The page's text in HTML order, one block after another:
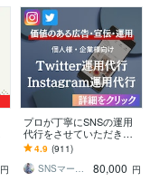
円
プロが丁寧にSNSの運用
代行をさせていただきま
す Instagram運用代行サー
ビス
4.9 (911)
SNSマーケティング「かりん」AsoBi
80,000 円